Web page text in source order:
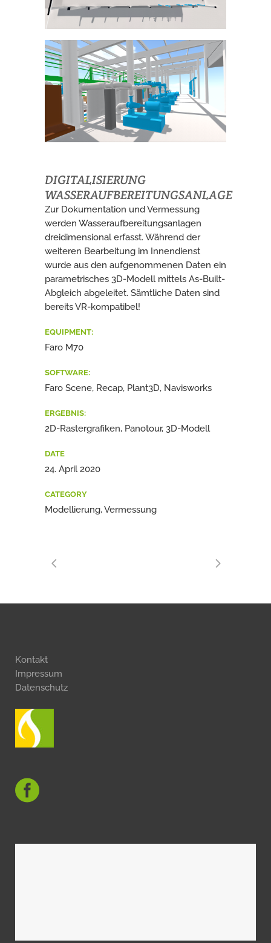
DIGITALISIERUNG
WASSERAUFBEREITUNGSANLAGE
Zur Dokumentation und Vermessung
werden Wasseraufbereitungsanlagen
dreidimensional erfasst. Während der
weiteren Bearbeitung im Innendienst
wurde aus den aufgenommenen Daten ein
parametrisches 3D-Modell mittels As-Built-
Abgleich abgeleitet. Sämtliche Daten sind
bereits VR-kompatibel!
EQUIPMENT:
Faro M70
SOFTWARE:
Faro Scene, Recap, Plant3D, Navisworks
ERGEBNIS:
2D-Rastergrafiken, Panotour, 3D-Modell
DATE
24. April 2020
CATEGORY
Modellierung, Vermessung
Kontakt
Impressum
Datenschutz